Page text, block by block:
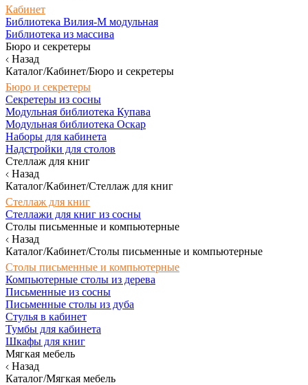
Кабинет
Библиотека Вилия-М модульная
Библиотека из массива
Бюро и секретеры
Назад
Каталог/Кабинет/Бюро и секретеры
Бюро и секретеры
Секретеры из сосны
Модульная библиотека Купава
Модульная библиотека Оскар
Наборы для кабинета
Надстройки для столов
Стеллаж для книг
Назад
Каталог/Кабинет/Стеллаж для книг
Стеллаж для книг
Стеллажи для книг из сосны
Столы письменные и компьютерные
Назад
Каталог/Кабинет/Столы письменные и компьютерные
Столы письменные и компьютерные
Компьютерные столы из дерева
Письменные из сосны
Письменные столы из дуба
Стулья в кабинет
Тумбы для кабинета
Шкафы для книг
Мягкая мебель
Назад
Каталог/Мягкая мебель